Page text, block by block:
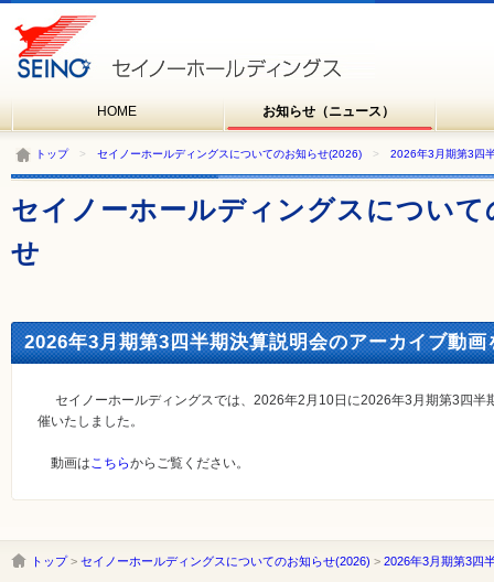
HOME お知らせ（ニュース）
トップ> セイノーホールディングスについてのお知らせ(2026) > 2026年3月期第3四
セイノーホールディングスについて
せ
2026年3月期第3四半期決算説明会のアーカイブ動
セイノーホールディングスでは、2026年2月10日に2026年3月期第3四半
催いたしました。
動画はこちらからご覧ください。
トップ> セイノーホールディングスについてのお知らせ(2026) > 2026年3月期第3四